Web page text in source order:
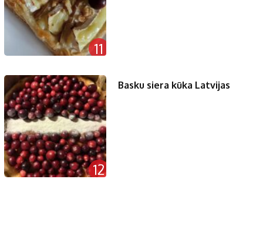
11
12
Basku siera kūka Latvijas